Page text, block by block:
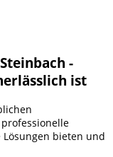
-
ist
bieten und